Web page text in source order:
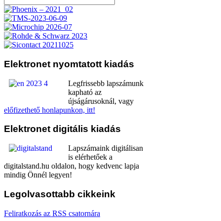
Elektronet nyomtatott kiadás
Legfrissebb lapszámunk
kapható az
újságárusoknál, vagy
előfizethető honlapunkon, itt!
Elektronet digitális kiadás
Lapszámaink digitálisan
is elérhetőek a
digitalstand.hu oldalon, hogy kedvenc lapja
mindig Önnél legyen!
Legolvasottabb cikkeink
Feliratkozás az RSS csatornára